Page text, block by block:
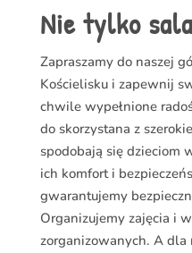
Nie tylko
Zapraszamy do naszej
Kościelisku i zapewnij
chwile wypełnione
do skorzystana z
spodobają się dzieciom
ich komfort i
gwarantujemy
Organizujemy zajęcia i
zorganizowanych. A